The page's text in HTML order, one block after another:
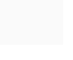
Δίκαιο.
όλους τους
οργανωμένου